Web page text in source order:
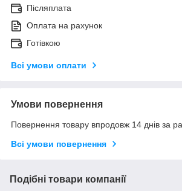
Післяплата
Оплата на рахунок
Готівкою
Всі умови оплати
Умови повернення
Повернення товару впродовж 14 днів за
Всі умови повернення
Подібні товари компанії